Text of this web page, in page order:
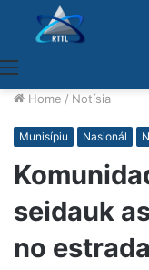
Home / Notísia
Munisípiu Nasionál
seidauk
no estrada